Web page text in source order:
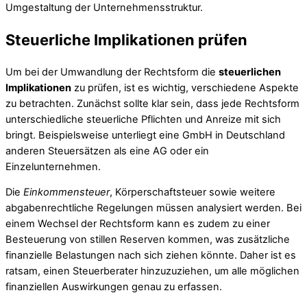
Umgestaltung der Unternehmensstruktur.
Steuerliche Implikationen prüfen
Um bei der Umwandlung der Rechtsform die steuerlichen
Implikationen zu prüfen, ist es wichtig, verschiedene Aspekte
zu betrachten. Zunächst sollte klar sein, dass jede Rechtsform
unterschiedliche steuerliche Pflichten und Anreize mit sich
bringt. Beispielsweise unterliegt eine GmbH in Deutschland
anderen Steuersätzen als eine AG oder ein
Einzelunternehmen.
Die Einkommensteuer, Körperschaftsteuer sowie weitere
abgabenrechtliche Regelungen müssen analysiert werden. Bei
einem Wechsel der Rechtsform kann es zudem zu einer
Besteuerung von stillen Reserven kommen, was zusätzliche
finanzielle Belastungen nach sich ziehen könnte. Daher ist es
ratsam, einen Steuerberater hinzuzuziehen, um alle möglichen
finanziellen Auswirkungen genau zu erfassen.